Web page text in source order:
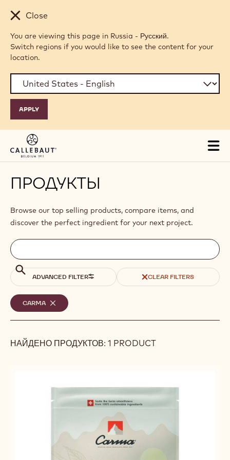
Skip to main content
Close
You are viewing this page in Russia - Русский.
Switch regions if you would like to see the content for your
location.
ПРОДУКТЫ
Browse our top selling products, compare items, and
discover the perfect ingredient for your next project.
Filters
Filters:
search
Поиск
ПоискADVANCED FILTER CLEAR FILTERS
Выбранные
фильтры
CARMA
REMOVE
FILTER
НАЙДЕНО ПРОДУКТОВ: 1 PRODUCT